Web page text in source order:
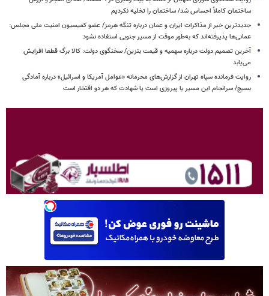
ساختمان کاملاً احساس شد/ ساختمان را تخلیه نکردیم
جدیدترین خبر از مذاکرات ایران و عمان درباره تنگه هرمز/ عضو کمیسیون امنیت ملی مجلس:
عمانی‌ها پذیرفته‌اند که به‌طور موقت از مسیر جنوبی استفاده نشود
آخرین تصمیم دولت درباره سهمیه و قیمت بنزین/ سخنگوی دولت: کالا برگ قطعا افزایش
می‌یابد
روایت فرمانده سپاه تهران از گزارش‌های محرمانه «عوامل آمریکا و اسرائیل» درباره آمادگی
بسیج/ سرانجام این مسیر یا پیروزی است یا شهادت که هر دو افتخار است